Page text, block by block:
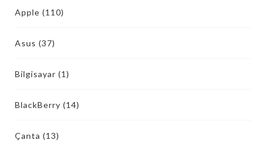
Apple (110)
Asus (37)
Bilgisayar (1)
BlackBerry (14)
Çanta (13)